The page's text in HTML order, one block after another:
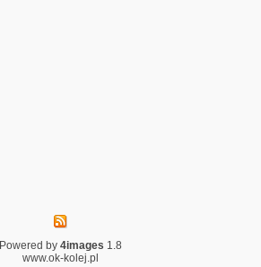
Powered by 4images 1.8
www.ok-kolej.pl